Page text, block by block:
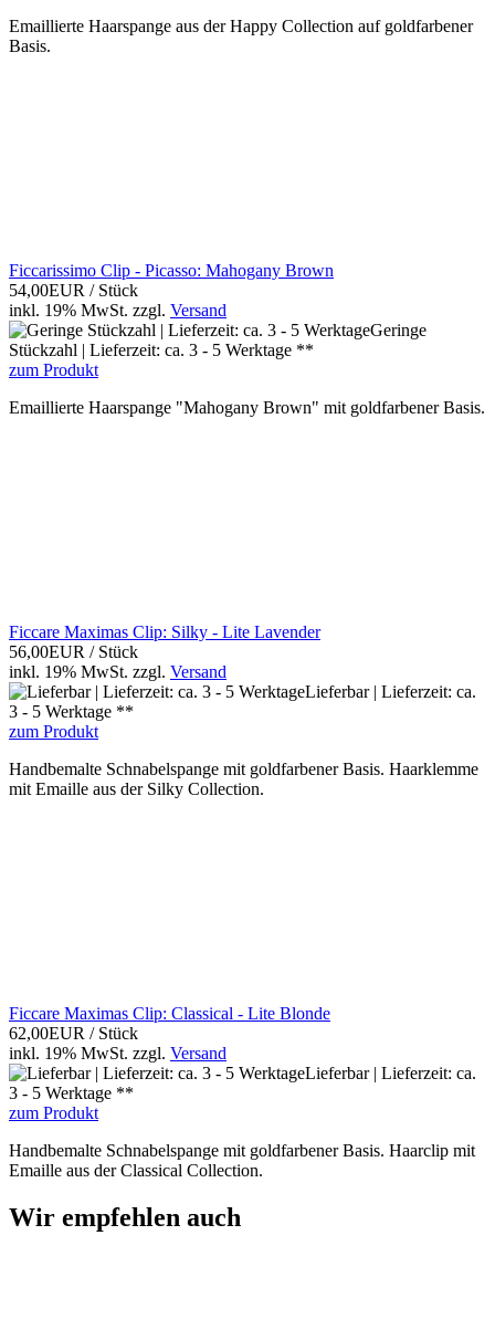
Emaillierte Haarspange aus der Happy Collection auf goldfarbener
Basis.
Ficcarissimo Clip - Picasso: Mahogany Brown
54,00EUR / Stück
inkl. 19% MwSt. zzgl. Versand
Geringe
Stückzahl | Lieferzeit: ca. 3 - 5 Werktage **
zum Produkt
Emaillierte Haarspange "Mahogany Brown" mit goldfarbener Basis.
Ficcare Maximas Clip: Silky - Lite Lavender
56,00EUR / Stück
inkl. 19% MwSt. zzgl. Versand
Lieferbar | Lieferzeit: ca.
3 - 5 Werktage **
zum Produkt
Handbemalte Schnabelspange mit goldfarbener Basis. Haarklemme
mit Emaille aus der Silky Collection.
Ficcare Maximas Clip: Classical - Lite Blonde
62,00EUR / Stück
inkl. 19% MwSt. zzgl. Versand
Lieferbar | Lieferzeit: ca.
3 - 5 Werktage **
zum Produkt
Handbemalte Schnabelspange mit goldfarbener Basis. Haarclip mit
Emaille aus der Classical Collection.
Wir empfehlen auch